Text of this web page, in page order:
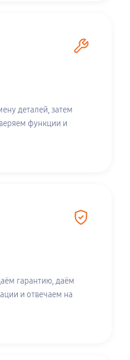
деталей, затем
функции и
гарантию, даём
и отвечаем на